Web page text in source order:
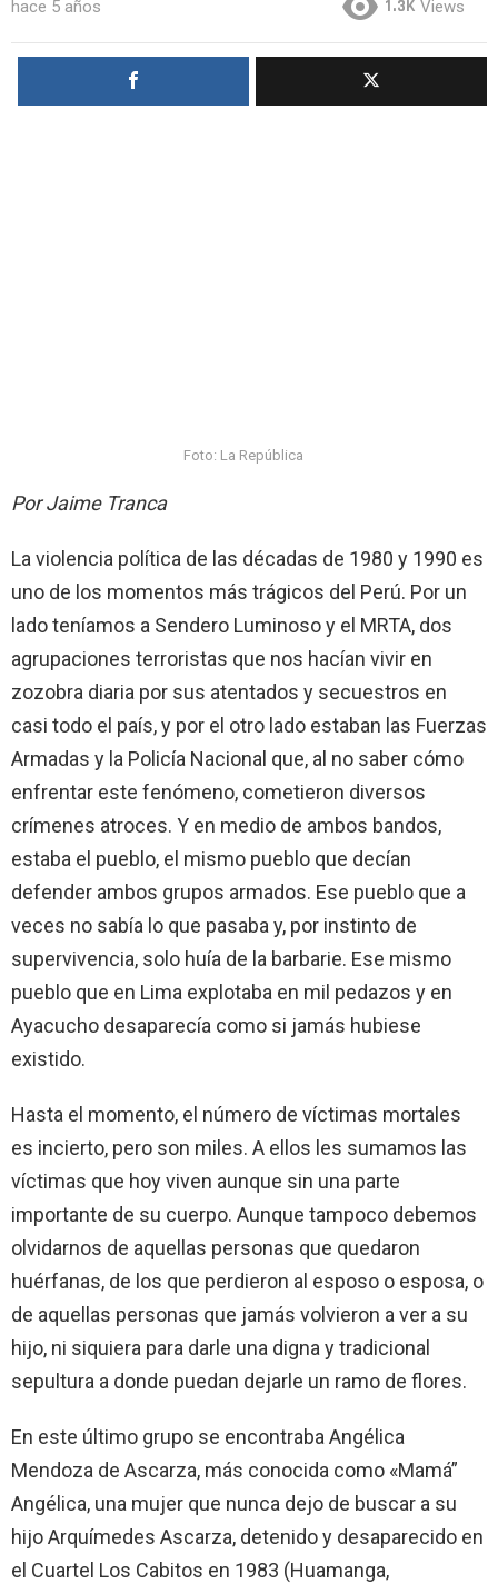
hace 5 años 1.3K Views
Foto: La República
Por Jaime Tranca
La violencia política de las décadas de 1980 y 1990 es
uno de los momentos más trágicos del Perú. Por un
lado teníamos a Sendero Luminoso y el MRTA, dos
agrupaciones terroristas que nos hacían vivir en
zozobra diaria por sus atentados y secuestros en
casi todo el país, y por el otro lado estaban las Fuerzas
Armadas y la Policía Nacional que, al no saber cómo
enfrentar este fenómeno, cometieron diversos
crímenes atroces. Y en medio de ambos bandos,
estaba el pueblo, el mismo pueblo que decían
defender ambos grupos armados. Ese pueblo que a
veces no sabía lo que pasaba y, por instinto de
supervivencia, solo huía de la barbarie. Ese mismo
pueblo que en Lima explotaba en mil pedazos y en
Ayacucho desaparecía como si jamás hubiese
existido.
Hasta el momento, el número de víctimas mortales
es incierto, pero son miles. A ellos les sumamos las
víctimas que hoy viven aunque sin una parte
importante de su cuerpo. Aunque tampoco debemos
olvidarnos de aquellas personas que quedaron
huérfanas, de los que perdieron al esposo o esposa, o
de aquellas personas que jamás volvieron a ver a su
hijo, ni siquiera para darle una digna y tradicional
sepultura a donde puedan dejarle un ramo de flores.
En este último grupo se encontraba Angélica
Mendoza de Ascarza, más conocida como «Mamá”
Angélica, una mujer que nunca dejo de buscar a su
hijo Arquímedes Ascarza, detenido y desaparecido en
el Cuartel Los Cabitos en 1983 (Huamanga,